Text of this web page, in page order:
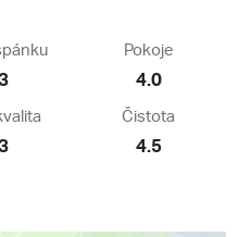
Pokoje
4.0
Čistota
4.5